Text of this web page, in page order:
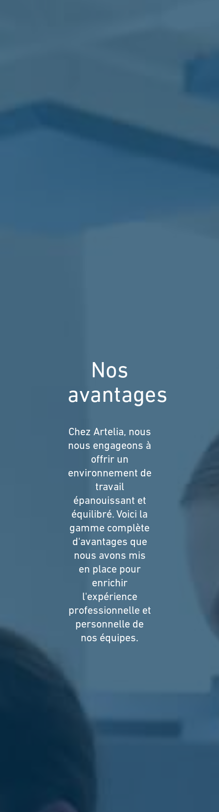
Nos
avantages
Chez Artelia, nous
nous engageons à
offrir un
environnement de
travail
épanouissant et
équilibré. Voici la
gamme complète
d'avantages que
nous avons mis
en place pour
enrichir
l'expérience
professionnelle et
personnelle de
nos équipes.